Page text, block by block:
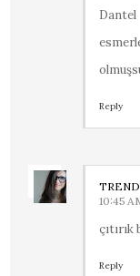
Reply
10:45
çıtırık
Reply